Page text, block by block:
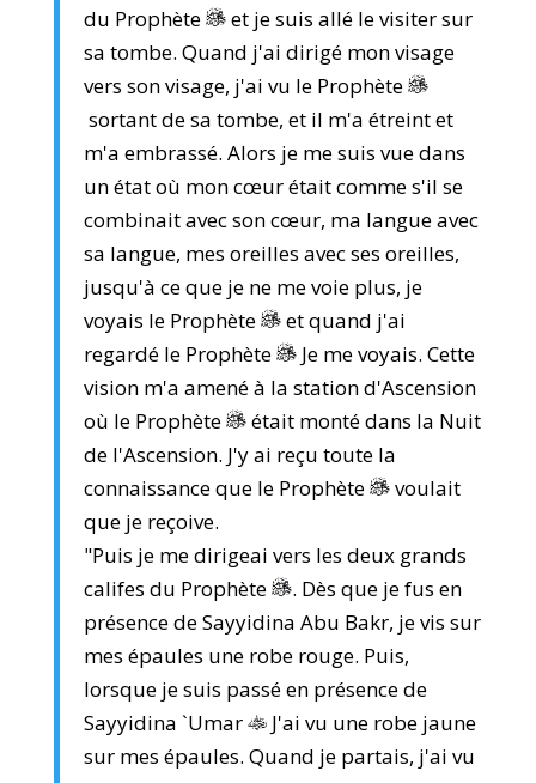
du Prophète
et je suis allé le visiter sur
sa tombe. Quand j'ai dirigé mon visage
vers son visage, j'ai vu le Prophète
sortant de sa tombe, et il m'a étreint et
m'a embrassé. Alors je me suis vue dans
un état où mon cœur était comme s'il se
combinait avec son cœur, ma langue avec
sa langue, mes oreilles avec ses oreilles,
jusqu'à ce que je ne me voie plus, je
voyais le Prophète
et quand j'ai
regardé le Prophète
Je me voyais. Cette
vision m'a amené à la station d'Ascension
où le Prophète
était monté dans la Nuit
de l'Ascension. J'y ai reçu toute la
connaissance que le Prophète
voulait
que je reçoive.
"Puis je me dirigeai vers les deux grands
califes du Prophète
. Dès que je fus en
présence de Sayyidina Abu Bakr, je vis sur
mes épaules une robe rouge. Puis,
lorsque je suis passé en présence de
Sayyidina `Umar
J'ai vu une robe jaune
sur mes épaules. Quand je partais, j'ai vu